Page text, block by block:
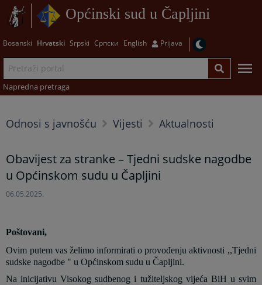
Općinski sud u Čapljini
Bosanski Hrvatski Srpski Српски English Prijava
Napredna pretraga
Odnosi s javnošću Vijesti Aktualnosti
Obavijest za stranke – Tjedni sudske nagodbe
u Općinskom sudu u Čapljini
06.05.2025.
Poštovani,
Ovim putem vas želimo informirati o provođenju aktivnosti ,,Tjedni
sudske nagodbe " u Općinskom sudu u Čapljini.
Na inicijativu Visokog sudbenog i tužiteljskog vijeća BiH u svim